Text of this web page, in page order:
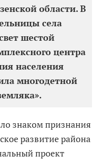
области. В
села
шестой
центра
населения
многодетной
знаком признания
развитие района
проект